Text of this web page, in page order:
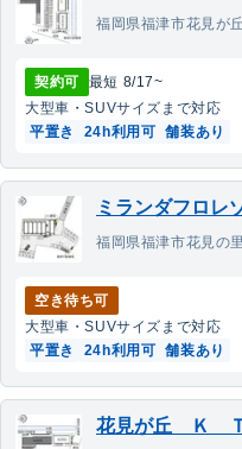
福岡県福津市花見が
契約可 最短 8/17~
大型車・SUVサイズまで対応
平置き
24h利用可 舗装あり
ミランダフロレ
福岡県福津市花見の
空き待ち可
大型車・SUVサイズまで対応
平置き
24h利用可 舗装あり
花見が丘 Ｋ